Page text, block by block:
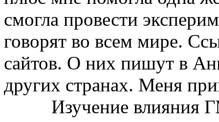
смогла провести
говорят во всем мире.
сайтов. О них пишут в
других странах. Меня
Изучение влияния